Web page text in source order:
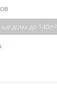
дома до 140m²